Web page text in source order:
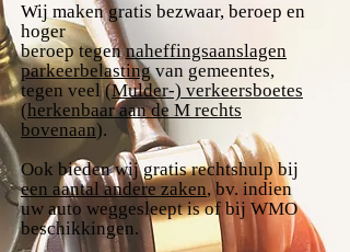
Wij maken gratis bezwaar, beroep en
hoger
beroep tegennaheffingsaanslagen
parkeerbelastingvan gemeentes,
tegen veel (Mulder-) verkeersboetes
(herkenbaar aan de M rechts
bovenaan).
Ook bieden wij gratis rechtshulp bij
een aantal andere zaken, bv. indien
uw auto weggesleept is of bij WMO
beschikkingen.